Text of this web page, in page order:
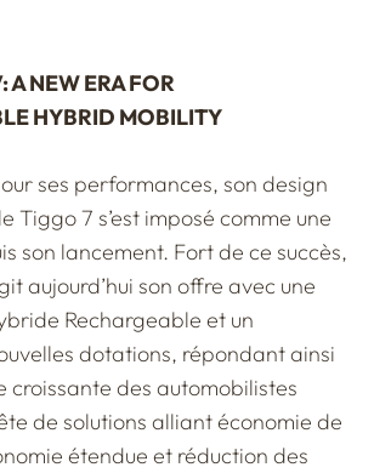
A NEW ERA FOR
HYBRID MOBILITY
ses performances, son design
Tiggo 7 s’est imposé comme une
son lancement. Fort de ce succès,
aujourd’hui son offre avec une
Rechargeable et un
dotations, répondant ainsi
croissante des automobilistes
de solutions alliant économie de
étendue et réduction des